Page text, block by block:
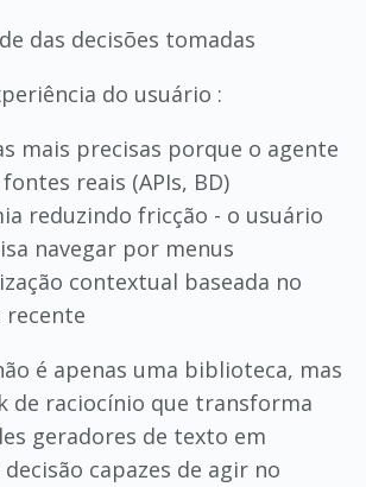
das decisões tomadas
do usuário :
mais precisas porque o agente
reais (APIs, BD)
reduzindo fricção - o usuário
navegar por menus
contextual baseada no
é apenas uma biblioteca, mas
de raciocínio que transforma
geradores de texto em
capazes de agir no